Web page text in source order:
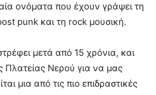
ονόματα που έχουν γράψει τη
punk και τη rock μουσική.
μετά από 15 χρόνια, και
Πλατείας Νερού για να μας
μια από τις πιο επιδραστικές